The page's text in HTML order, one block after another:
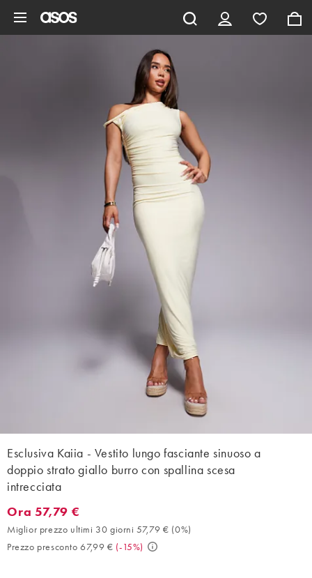
Esclusiva Kaiia - Vestito lungo fasciante sinuoso a
doppio strato giallo burro con spallina scesa
intrecciata
Ora 57,79 €. Miglior prezzo ultimi 30 giorni 57,79 € (0%).
Ora 57,79 €
Miglior prezzo ultimi 30 giorni 57,79 € (0%)
Prezzo presconto 67,99 € (-15%)